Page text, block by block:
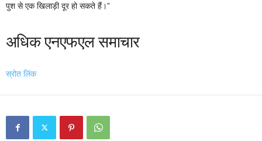
पुश से एक खिलाड़ी दूर हो सकते हैं।”
अधिक एनएफएल समाचार
स्रोत लिंक